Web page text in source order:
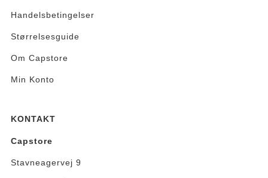
Handelsbetingelser
Størrelsesguide
Om Capstore
Min Konto
KONTAKT
Capstore
Stavneagervej 9